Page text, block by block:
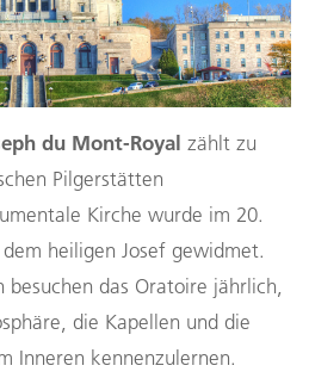
du Mont-Royal zählt zu
Pilgerstätten
Kirche wurde im 20.
heiligen Josef gewidmet.
besuchen das Oratoire jährlich,
die Kapellen und die
Inneren kennenzulernen.